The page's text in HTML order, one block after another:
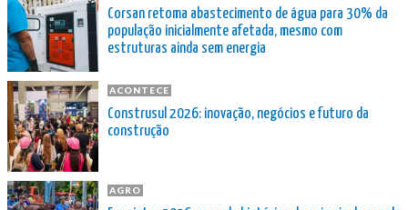
Corsan retoma abastecimento de água para 30% da
população inicialmente afetada, mesmo com
estruturas ainda sem energia
ACONTECE
Construsul 2026: inovação, negócios e futuro da
construção
AGRO